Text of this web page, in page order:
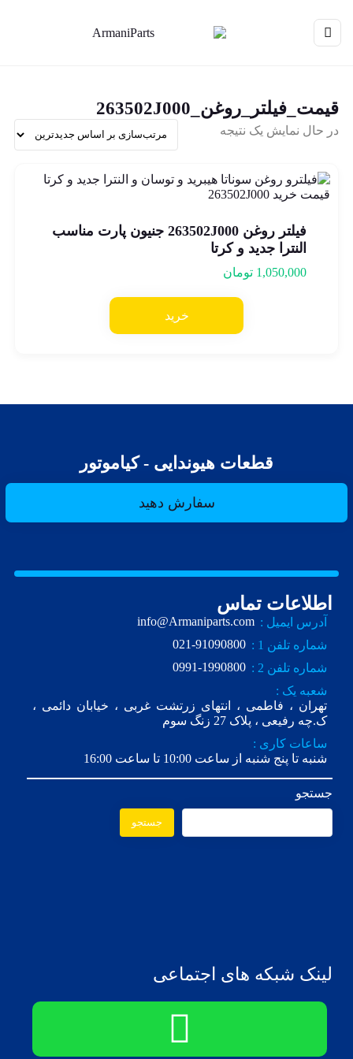
قیمت_فیلتر_روغن_263502J000
در حال نمایش یک نتیجه
فیلتر روغن 263502J000 جنیون پارت مناسب
النترا جدید و کرتا
1,050,000 تومان
خرید
قطعات هیوندایی - کیاموتور
سفارش دهید
اطلاعات تماس
آدرس ایمیل : info@Armaniparts.com
شماره تلفن 1 :
021-91090800
شماره تلفن 2 :
0991-1990800
شعبه یک :
تهران ، فاطمی ، انتهای زرتشت غربی ، خیابان دائمی ،
ک.چه رفیعی ، پلاک 27 زنگ سوم
ساعات کاری :
شنبه تا پنج شنبه از ساعت 10:00 تا ساعت 16:00
جستجو
جستجو
لینک شبکه های اجتماعی